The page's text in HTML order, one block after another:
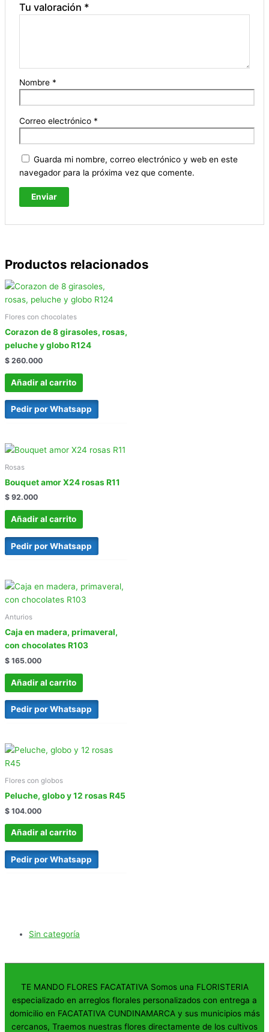
Tu valoración *
Nombre *
Correo electrónico *
Guarda mi nombre, correo electrónico y web en este
navegador para la próxima vez que comente.
Productos relacionados
Flores con chocolates
Corazon de 8 girasoles, rosas,
peluche y globo R124
$ 260.000
Añadir al carrito
Pedir por Whatsapp
Rosas
Bouquet amor X24 rosas R11
$ 92.000
Añadir al carrito
Pedir por Whatsapp
Anturios
Caja en madera, primaveral,
con chocolates R103
$ 165.000
Añadir al carrito
Pedir por Whatsapp
Flores con globos
Peluche, globo y 12 rosas R45
$ 104.000
Añadir al carrito
Pedir por Whatsapp
Sin categoría
TE MANDO FLORES FACATATIVA Somos una FLORISTERIA
especializado en arreglos florales personalizados con entrega a
domicilio en FACATATIVA CUNDINAMARCA y sus municipios más
cercanos, Traemos nuestras flores directamente de los cultivos